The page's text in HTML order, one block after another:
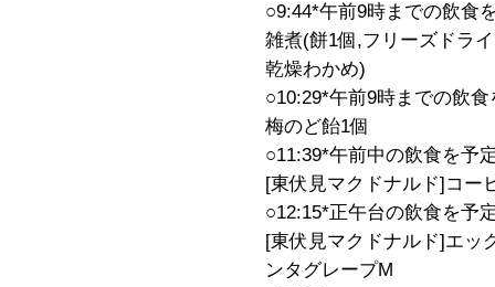
○9:44*午前9時までの飲食
雑煮(餅1個,フリーズドラ
乾燥わかめ)
○10:29*午前9時までの飲
梅のど飴1個
○11:39*午前中の飲食を予
[東伏見マクドナルド]コー
○12:15*正午台の飲食を予
[東伏見マクドナルド]エッ
ンタグレープM